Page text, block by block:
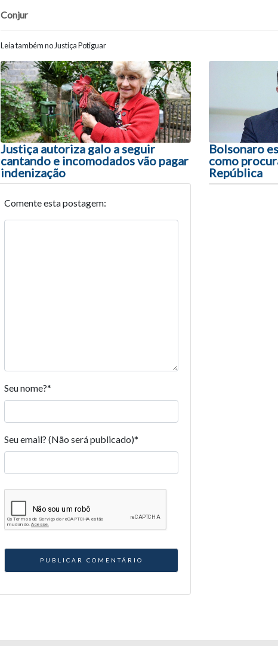
Conjur
Leia também no Justiça Potiguar
Navegação entre posts
Justiça autoriza galo a seguir
cantando e incomodados vão pagar
indenização
Bolsonaro
como
República
Comente esta postagem:
Seu nome?*
Seu email? (Não será publicado)*